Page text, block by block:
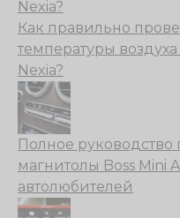
Как правильно
температуры
Nexia?
Полное
магнитолы Boss Mini
автолюбителей